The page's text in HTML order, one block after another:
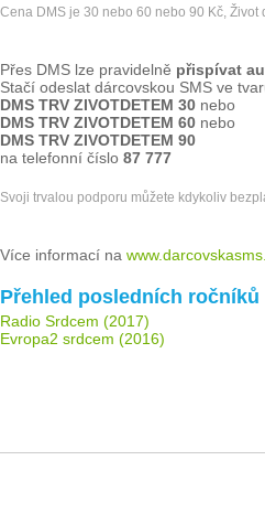
Cena DMS je 30 nebo 60 nebo 90 Kč,
Přes DMS lze pravidelně přispívat
Stačí odeslat dárcovskou SMS ve
DMS TRV ZIVOTDETEM 30 nebo
DMS TRV ZIVOTDETEM 60 nebo
DMS TRV ZIVOTDETEM 90
na telefonní číslo 87 777
Svoji trvalou podporu můžete kdykoliv
Více informací na
Přehled posledních ročníků
Radio Srdcem (2017)
Evropa2 srdcem (2016)